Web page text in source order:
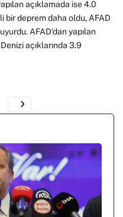
açıklamada ise 4.0
bir deprem daha oldu, AFAD
AFAD’dan yapılan
açıklarında 3.9